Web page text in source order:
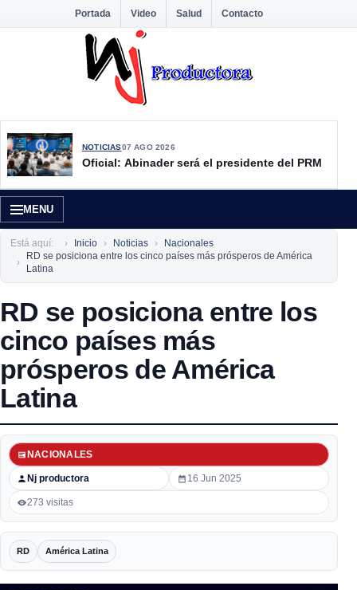
Portada Video Salud Contacto
NOTICIAS07 AGO 2026
Oficial: Abinader será el presidente del PRM
MENU
Está aquí: Inicio Noticias
Nacionales
RD se posiciona entre los cinco países más prósperos de América
Latina
RD se posiciona entre los
cinco países más
prósperos de América
Latina
Nj productora
NACIONALES
16 Jun 2025
273 visitas
RD América Latina